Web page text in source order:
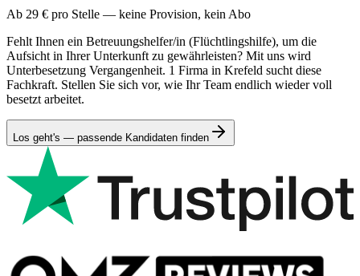
Ab 29 € pro Stelle — keine Provision, kein Abo
Fehlt Ihnen ein Betreuungshelfer/in (Flüchtlingshilfe), um die
Aufsicht in Ihrer Unterkunft zu gewährleisten? Mit uns wird
Unterbesetzung Vergangenheit. 1 Firma in Krefeld sucht diese
Fachkraft. Stellen Sie sich vor, wie Ihr Team endlich wieder voll
besetzt arbeitet.
Los geht's — passende Kandidaten finden